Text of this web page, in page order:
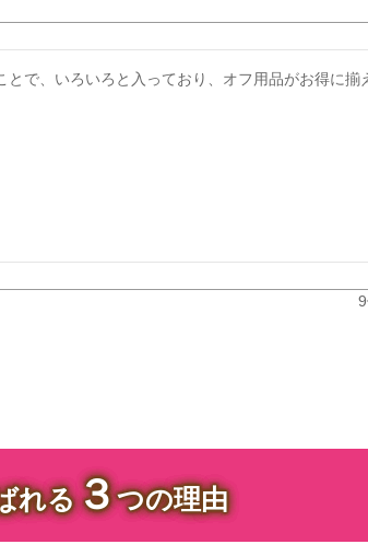
とで、いろいろと入っており、オフ用品がお得に揃
9
れる３つの理由